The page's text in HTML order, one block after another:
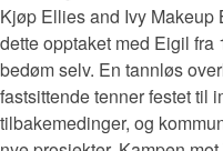
Kjøp Ellies and Ivy Makeup
dette opptaket med Eigil
bedøm selv. En tannløs
fastsittende tenner festet til
tilbakemedinger, og